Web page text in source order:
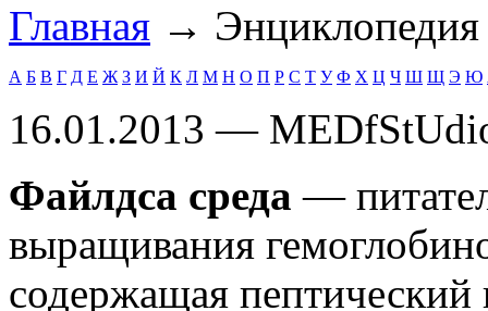
Главная →
А Б В Г Д Е Ж З И Й К Л М Н О П Р С Т У Ф Х Ц Ч Ш Щ Э Ю
16.01.2013 —
Файлдса среда —
выращивания
содержащая пептический